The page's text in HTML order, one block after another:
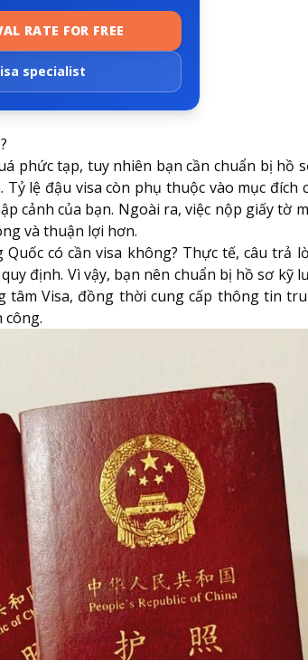
RATE FOR FREE
specialist
phức tạp, tuy nhiên bạn cần chuẩn bị hồ
lệ đậu visa còn phụ thuộc vào mục đích
cảnh của bạn. Ngoài ra, việc nộp giấy tờ
và thuận lợi hơn.
có cần visa không? Thực tế, câu trả
định. Vì vậy, bạn nên chuẩn bị hồ sơ kỹ
tâm Visa, đồng thời cung cấp thông tin
công.